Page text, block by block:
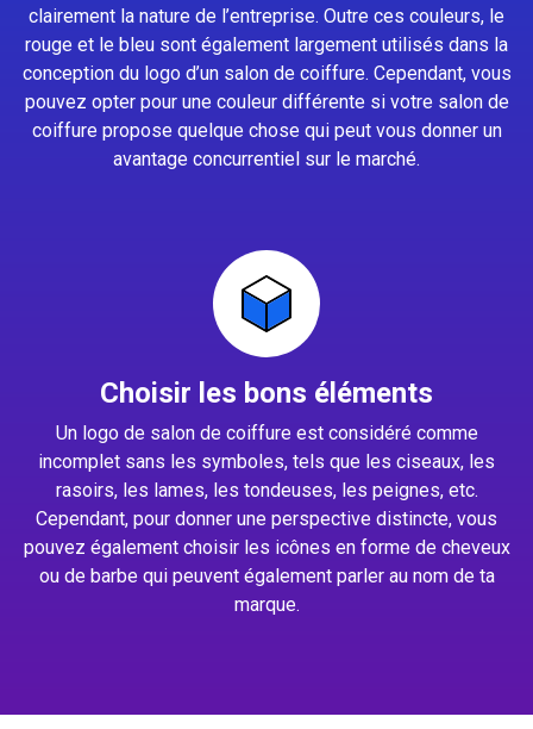
clairement la nature de l’entreprise. Outre ces couleurs, le
rouge et le bleu sont également largement utilisés dans la
conception du logo d’un salon de coiffure. Cependant, vous
pouvez opter pour une couleur différente si votre salon de
coiffure propose quelque chose qui peut vous donner un
avantage concurrentiel sur le marché.
Choisir les bons éléments
Un logo de salon de coiffure est considéré comme
incomplet sans les symboles, tels que les ciseaux, les
rasoirs, les lames, les tondeuses, les peignes, etc.
Cependant, pour donner une perspective distincte, vous
pouvez également choisir les icônes en forme de cheveux
ou de barbe qui peuvent également parler au nom de ta
marque.